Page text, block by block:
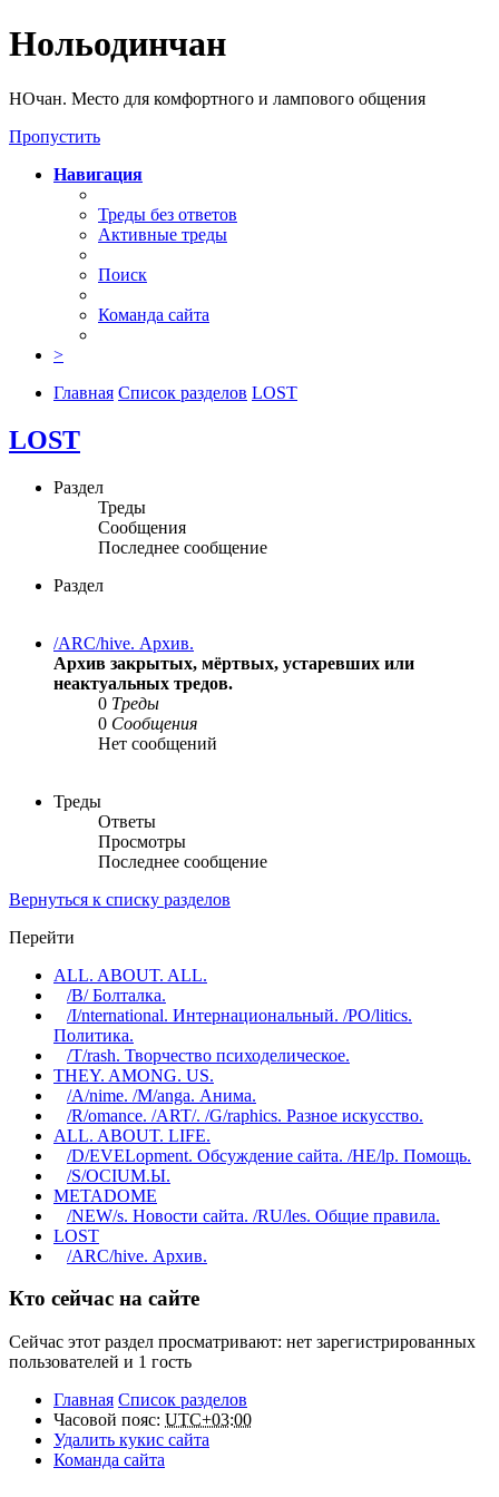
Нольодинчан
НОчан. Место для комфортного и лампового общения
Пропустить
Навигация
Треды без ответов
Активные треды
Поиск
Команда сайта
>
Главная Список разделов LOST
LOST
Раздел
Треды
Сообщения
Последнее сообщение
Раздел
/ARC/hive. Архив.
Архив закрытых, мёртвых, устаревших или
неактуальных тредов.
0 Треды
0 Сообщения
Нет сообщений
Треды
Ответы
Просмотры
Последнее сообщение
Вернуться к списку разделов
Перейти
ALL. ABOUT. ALL.
/B/ Болталка.
/I/nternational. Интернациональный. /PO/litics.
Политика.
/T/rash. Творчество психоделическое.
THEY. AMONG. US.
/A/nime. /M/anga. Анима.
/R/omance. /ART/. /G/raphics. Разное искусство.
ALL. ABOUT. LIFE.
/D/EVELopment. Обсуждение сайта. /HE/lp. Помощь.
/S/OCIUM.Ы.
METADOME
/NEW/s. Новости сайта. /RU/les. Общие правила.
LOST
/ARC/hive. Архив.
Кто сейчас на сайте
Сейчас этот раздел просматривают: нет зарегистрированных
пользователей и 1 гость
Главная Список разделов
Часовой пояс: UTC+03:00
Удалить кукис сайта
Команда сайта